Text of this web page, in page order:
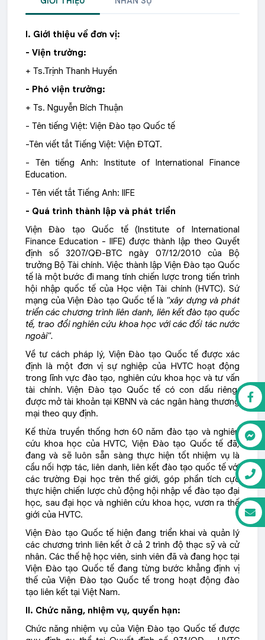
I. Giới thiệu về đơn vị:
- Viện trưởng:
+ Ts.Trịnh Thanh Huyền
- Phó viện trưởng:
+ Ts. Nguyễn Bích Thuận
- Tên tiếng Việt: Viện Đào tạo Quốc tế
-Tên viết tắt Tiếng Việt: Viện ĐTQT.
- Tên tiếng Anh: Institute of International Finance
Education.
- Tên viết tắt Tiếng Anh: IIFE
- Quá trình thành lập và phát triển
Viện Đào tạo Quốc tế (Institute of International
Finance Education - IIFE) được thành lập theo Quyết
định số 3207/QĐ-BTC ngày 07/12/2010 của Bộ
trưởng Bộ Tài chính. Việc thành lập Viện Đào tạo Quốc
tế là một bước đi mang tính chiến lược trong tiến trình
hội nhập quốc tế của Học viện Tài chính (HVTC). Sứ
mạng của Viện Đào tạo Quốc tế là "xây dựng và phát
triển các chương trình liên danh, liên kết đào tạo quốc
tế, trao đổi nghiên cứu khoa học với các đối tác nước
ngoài".
Về tư cách pháp lý, Viện Đào tạo Quốc tế được xác
định là một đơn vị sự nghiệp của HVTC hoạt động
trong lĩnh vực đào tạo, nghiên cứu khoa học và tư vấn
tài chính. Viện Đào tạo Quốc tế có con dấu riêng,
được mở tài khoản tại KBNN và các ngân hàng thương
mại theo quy định.
Kế thừa truyền thống hơn 60 năm đào tạo và nghiên
cứu khoa học của HVTC, Viện Đào tạo Quốc tế đã,
đang và sẽ luôn sẵn sàng thực hiện tốt nhiệm vụ là
cầu nối hợp tác, liên danh, liên kết đào tạo quốc tế với
các trường Đại học trên thế giới, góp phần tích cực
thực hiện chiến lược chủ động hội nhập về đào tạo đại
học, sau đại học và nghiên cứu khoa học, vươn ra thế
giới của HVTC.
Viện Đào tạo Quốc tế hiện đang triển khai và quản lý
các chương trình liên kết ở cả 2 trình độ thạc sỹ và cử
nhân. Các thế hệ học viên, sinh viên đã và đang học tại
Viện Đào tạo Quốc tế đang từng bước khẳng định vị
thế của Viện Đào tạo Quốc tế trong hoạt động đào
tạo liên kết tại Việt Nam.
II. Chức năng, nhiệm vụ, quyền hạn:
Chức năng nhiệm vụ của Viện Đào tạo Quốc tế được